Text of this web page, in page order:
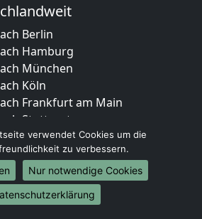
Berlin
Hamburg
München
Köln
Frankfurt am Main
Stuttgart
Düsseldorf
Leipzig
Dortmund
Essen
Bremen
verwendet Cookies um die
zu verbessern.
Nur notwendige Cookies